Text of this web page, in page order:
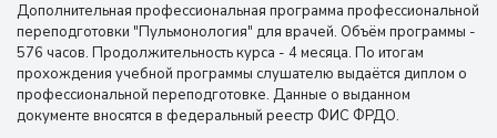
Дополнительная профессиональная программа профессиональной
переподготовки "Пульмонология" для врачей. Объём программы -
576 часов. Продолжительность курса - 4 месяца. По итогам
прохождения учебной программы слушателю выдаётся диплом о
профессиональной переподготовке. Данные о выданном
документе вносятся в федеральный реестр ФИС ФРДО.